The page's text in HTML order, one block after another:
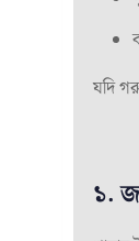
যদি
১.